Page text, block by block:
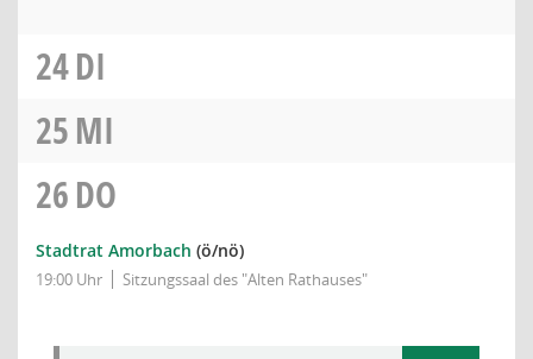
24DI
25MI
26DO
Stadtrat Amorbach (ö/nö)
19:00 Uhr Sitzungssaal des "Alten Rathauses"